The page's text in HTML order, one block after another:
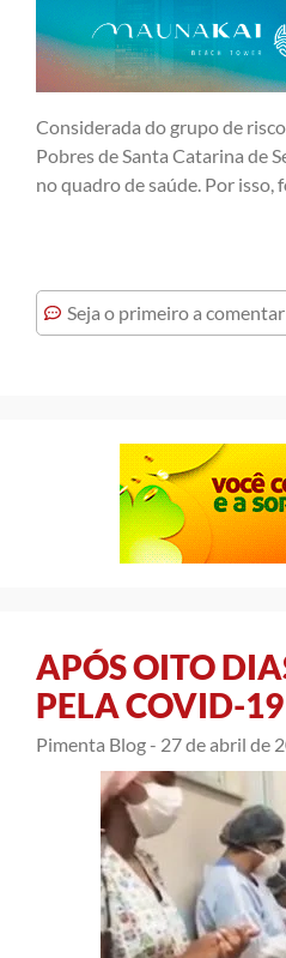
Considerada do grupo de
Pobres de Santa Catarina de
no quadro de saúde. Por
Seja o primeiro a comentar
APÓS OITO
PELA COVID-
Pimenta Blog - 27 de abril de